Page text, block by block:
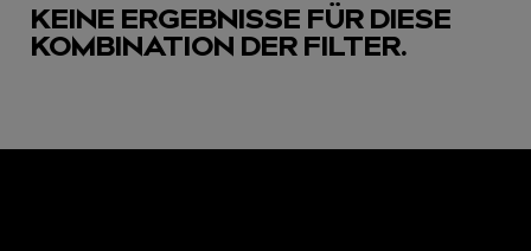
KEINE ERGEBNISSE FÜR DIESE
KOMBINATION DER FILTER.